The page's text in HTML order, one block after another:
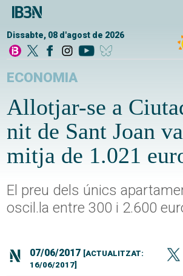
Dissabte, 08 d'agost de 2026
ECONOMIA
Allotjar-se a
nit de Sant Joan
mitja de 1.021
El preu dels únics
oscil.la entre 300 i 2.600
07/06/2017 [ACTUALITZAT:
16/06/2017]